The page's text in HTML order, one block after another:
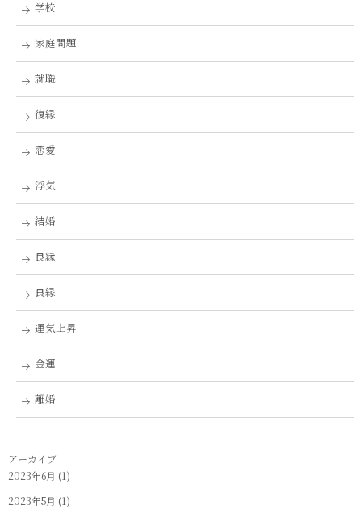
学校
家庭問題
就職
復縁
恋愛
浮気
結婚
良縁
良縁
運気上昇
金運
離婚
アーカイブ
2023年6月 (1)
2023年5月 (1)